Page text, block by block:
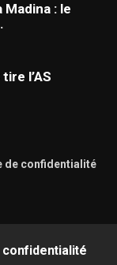
Madina : le
l’AS
de confidentialité
confidentialité